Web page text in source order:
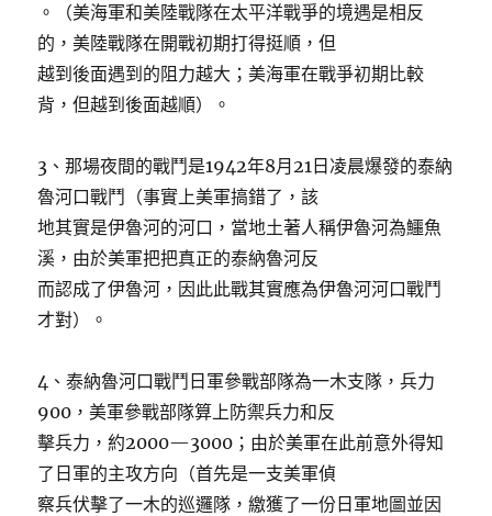
。（美海軍和美陸戰隊在太平洋戰爭的境遇是相反
的，美陸戰隊在開戰初期打得挺順，但
越到後面遇到的阻力越大；美海軍在戰爭初期比較
背，但越到後面越順）。
3、那場夜間的戰鬥是1942年8月21日凌晨爆發的泰納
魯河口戰鬥（事實上美軍搞錯了，該
地其實是伊魯河的河口，當地土著人稱伊魯河為鱷魚
溪，由於美軍把把真正的泰納魯河反
而認成了伊魯河，因此此戰其實應為伊魯河河口戰鬥
才對）。
4、泰納魯河口戰鬥日軍參戰部隊為一木支隊，兵力
900，美軍參戰部隊算上防禦兵力和反
擊兵力，約2000—3000；由於美軍在此前意外得知
了日軍的主攻方向（首先是一支美軍偵
察兵伏擊了一木的巡邏隊，繳獲了一份日軍地圖並因